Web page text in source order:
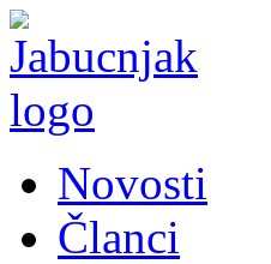
Novosti
Članci